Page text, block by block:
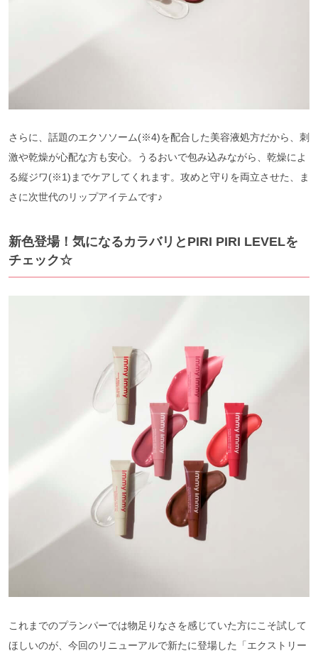
さらに、話題のエクソソーム(※4)を配合した美容液処方だから、刺
激や乾燥が心配な方も安心。うるおいで包み込みながら、乾燥によ
る縦ジワ(※1)までケアしてくれます。攻めと守りを両立させた、ま
さに次世代のリップアイテムです♪
新色登場！気になるカラバリとPIRI PIRI LEVELを
チェック☆
これまでのプランパーでは物足りなさを感じていた方にこそ試して
ほしいのが、今回のリニューアルで新たに登場した「エクストリー